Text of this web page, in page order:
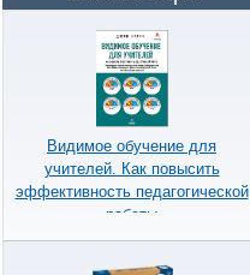
Видимое обучение для
учителей. Как повысить
эффективность педагогической
работы